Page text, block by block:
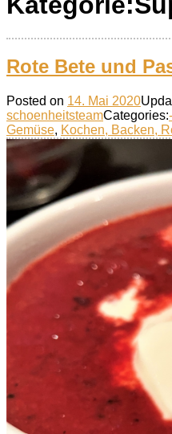
Rote Bete und
Posted on 14. Mai 2020
schoenheitsteamCategories:
Gemüse, Kochen, Backen,